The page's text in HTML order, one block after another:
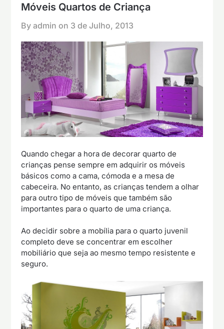
Móveis Quartos de Criança
By admin on 3 de Julho, 2013
Quando chegar a hora de decorar quarto de
crianças pense sempre em adquirir os móveis
básicos como a cama, cómoda e a mesa de
cabeceira. No entanto, as crianças tendem a olhar
para outro tipo de móveis que também são
importantes para o quarto de uma criança.
Ao decidir sobre a mobília para o quarto juvenil
completo deve se concentrar em escolher
mobiliário que seja ao mesmo tempo resistente e
seguro.